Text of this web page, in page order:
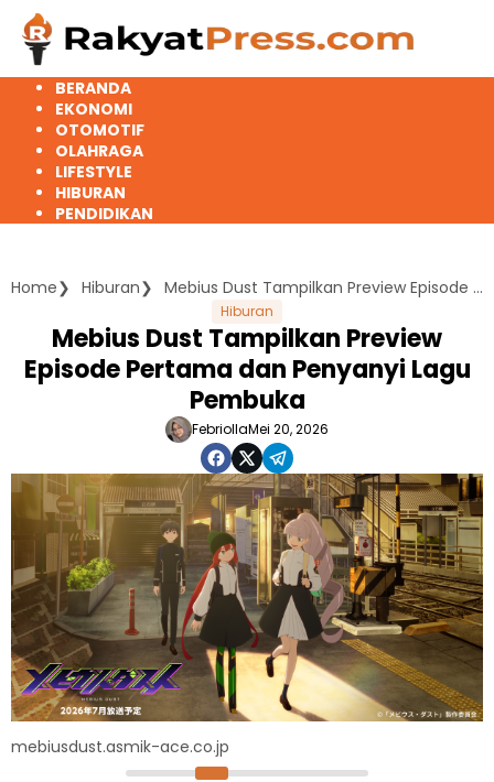
Langsung
konten
BERANDA
EKONOMI
OTOMOTIF
OLAHRAGA
LIFESTYLE
HIBURAN
PENDIDIKAN
Home Hiburan Mebius Dust Tampilkan Preview Episode Pertama dan Penyanyi Lagu Pembuka
Hiburan
Mebius Dust Tampilkan Preview
Episode Pertama dan Penyanyi Lagu
Pembuka
FebriollaMei 20, 2026
mebiusdust.asmik-ace.co.jp